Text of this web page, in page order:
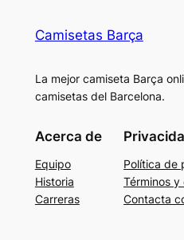
Camisetas Barça
La mejor camiseta Barça
camisetas del Barcelona.
Acerca de
Equipo
Historia
Carreras
Política de
Términos
Contacta